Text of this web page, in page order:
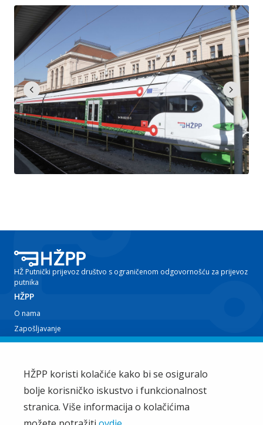
chevron_left chevron_right
HŽ Putnički prijevoz društvo s ograničenom odgovornošću za prijevoz
putnika
HŽPP
O nama
Zapošljavanje
Planovi i izvještaji
Iz tvrtke
EU projekti
Train'n'Green
Vijesti
HŽPP koristi kolačiće kako bi se osiguralo
bolje korisničko iskustvo i funkcionalnost
stranica. Više informacija o kolačićima